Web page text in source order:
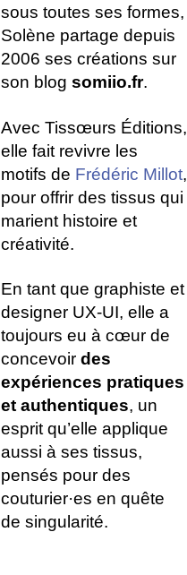
sous toutes ses formes,
Solène partage depuis
2006 ses créations sur
son blog somiio.fr.
Avec Tissœurs Éditions,
elle fait revivre les
motifs de Frédéric Millot,
pour offrir des tissus qui
marient histoire et
créativité.
En tant que graphiste et
designer UX-UI, elle a
toujours eu à cœur de
concevoir des
expériences pratiques
et authentiques, un
esprit qu’elle applique
aussi à ses tissus,
pensés pour des
couturier·es en quête
de singularité.